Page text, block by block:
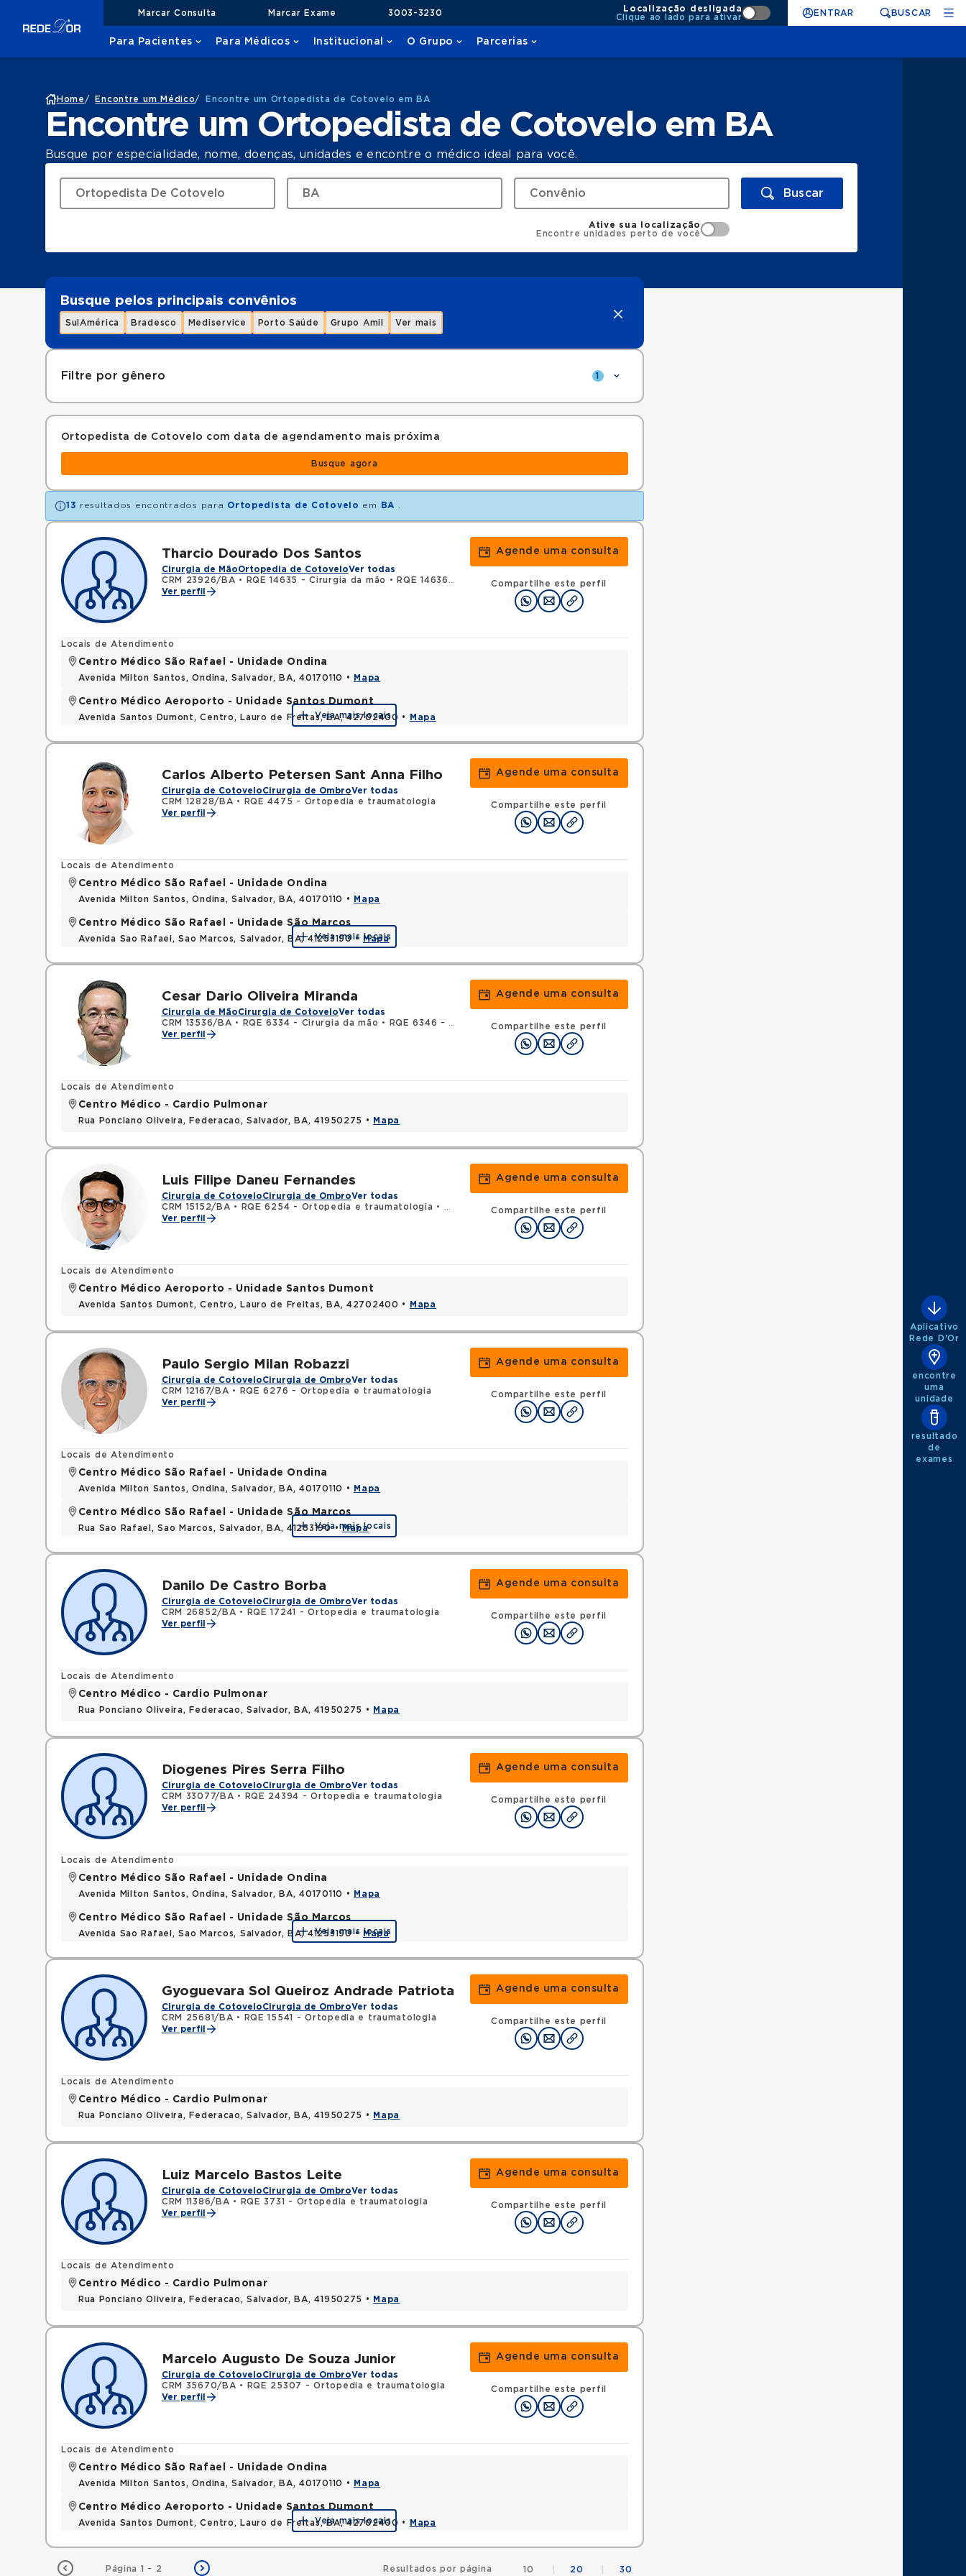
Marcar Consulta Marcar Exame 3003-3230
Localização desligada
Clique ao lado para ativar
ENTRAR BUSCAR
Para Pacientes Para Médicos Institucional O Grupo Parcerias
Home / Encontre um Médico/ Encontre um Ortopedista de Cotovelo em BA
Encontre um Ortopedista de Cotovelo em BA
Busque por especialidade, nome, doenças, unidades e encontre o médico ideal para você.
Buscar
Ative sua localização
Encontre unidades perto de você
Busque pelos principais convênios
SulAmérica Bradesco Mediservice Porto Saúde Grupo Amil Ver mais
Filtre por gênero 1
Ortopedista de Cotovelo com data de agendamento mais próxima
Busque agora
13 resultados encontrados para Ortopedista de Cotovelo em BA
Tharcio Dourado Dos Santos
Cirurgia de MãoOrtopedia de CotoveloVer todas
CRM 23926/BA • RQE 14635 - Cirurgia da mão •
RQE 14636 - Ortopedia e traumatologia
Ver perfil
Agende uma consulta
Compartilhe este perfil
Locais de Atendimento
Centro Médico São Rafael - Unidade Ondina
Avenida Milton Santos, Ondina, Salvador, BA, 40170110 • Mapa
Centro Médico Aeroporto - Unidade Santos Dumont
Avenida Santos Dumont, Centro, Lauro de Freitas, BA, 42702400 • Mapa
Veja mais locais
Carlos Alberto Petersen Sant Anna Filho
Cirurgia de CotoveloCirurgia de OmbroVer todas
CRM 12828/BA •
RQE 4475 - Ortopedia e traumatologia
Ver perfil
Agende uma consulta
Compartilhe este perfil
Locais de Atendimento
Centro Médico São Rafael - Unidade Ondina
Avenida Milton Santos, Ondina, Salvador, BA, 40170110 • Mapa
Centro Médico São Rafael - Unidade São Marcos
Avenida Sao Rafael, Sao Marcos, Salvador, BA, 41253190 • Mapa
Veja mais locais
Cesar Dario Oliveira Miranda
Cirurgia de MãoCirurgia de CotoveloVer todas
CRM 13536/BA • RQE 6334 - Cirurgia da mão •
RQE 6346 - Ortopedia e traumatologia
Ver perfil
Agende uma consulta
Compartilhe este perfil
Locais de Atendimento
Centro Médico - Cardio Pulmonar
Rua Ponciano Oliveira, Federacao, Salvador, BA, 41950275 • Mapa
Luis Filipe Daneu Fernandes
Cirurgia de CotoveloCirurgia de OmbroVer todas
CRM 15152/BA • RQE 6254 - Ortopedia e traumatologia •
RQE 17771 - Medicina esportiva
Ver perfil
Agende uma consulta
Compartilhe este perfil
Locais de Atendimento
Centro Médico Aeroporto - Unidade Santos Dumont
Avenida Santos Dumont, Centro, Lauro de Freitas, BA, 42702400 • Mapa
Paulo Sergio Milan Robazzi
Cirurgia de CotoveloCirurgia de OmbroVer todas
CRM 12167/BA •
RQE 6276 - Ortopedia e traumatologia
Ver perfil
Agende uma consulta
Compartilhe este perfil
Locais de Atendimento
Centro Médico São Rafael - Unidade Ondina
Avenida Milton Santos, Ondina, Salvador, BA, 40170110 • Mapa
Centro Médico São Rafael - Unidade São Marcos
Rua Sao Rafael, Sao Marcos, Salvador, BA, 41253190 •Mapa
Veja mais locais
Danilo De Castro Borba
Cirurgia de CotoveloCirurgia de OmbroVer todas
CRM 26852/BA •
RQE 17241 - Ortopedia e traumatologia
Ver perfil
Agende uma consulta
Compartilhe este perfil
Locais de Atendimento
Centro Médico - Cardio Pulmonar
Rua Ponciano Oliveira, Federacao, Salvador, BA, 41950275 • Mapa
Diogenes Pires Serra Filho
Cirurgia de CotoveloCirurgia de OmbroVer todas
CRM 33077/BA •
RQE 24394 - Ortopedia e traumatologia
Ver perfil
Agende uma consulta
Compartilhe este perfil
Locais de Atendimento
Centro Médico São Rafael - Unidade Ondina
Avenida Milton Santos, Ondina, Salvador, BA, 40170110 • Mapa
Centro Médico São Rafael - Unidade São Marcos
Avenida Sao Rafael, Sao Marcos, Salvador, BA, 41253190 • Mapa
Veja mais locais
Gyoguevara Sol Queiroz Andrade Patriota
Cirurgia de CotoveloCirurgia de OmbroVer todas
CRM 25681/BA •
RQE 15541 - Ortopedia e traumatologia
Ver perfil
Agende uma consulta
Compartilhe este perfil
Locais de Atendimento
Centro Médico - Cardio Pulmonar
Rua Ponciano Oliveira, Federacao, Salvador, BA, 41950275 • Mapa
Luiz Marcelo Bastos Leite
Cirurgia de CotoveloCirurgia de OmbroVer todas
CRM 11386/BA •
RQE 3731 - Ortopedia e traumatologia
Ver perfil
Agende uma consulta
Compartilhe este perfil
Locais de Atendimento
Centro Médico - Cardio Pulmonar
Rua Ponciano Oliveira, Federacao, Salvador, BA, 41950275 • Mapa
Marcelo Augusto De Souza Junior
Cirurgia de CotoveloCirurgia de OmbroVer todas
CRM 35670/BA •
RQE 25307 - Ortopedia e traumatologia
Ver perfil
Agende uma consulta
Compartilhe este perfil
Locais de Atendimento
Centro Médico São Rafael - Unidade Ondina
Avenida Milton Santos, Ondina, Salvador, BA, 40170110 • Mapa
Centro Médico Aeroporto - Unidade Santos Dumont
Avenida Santos Dumont, Centro, Lauro de Freitas, BA, 42702400 • Mapa
Veja mais locais
Página 1 - 2 Resultados por página 10 20 30
Aplicativo
Rede D'Or
encontre
uma
unidade
resultado
de
exames